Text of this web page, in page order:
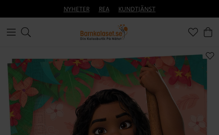
NYHETER REA KUNDTJÄNST